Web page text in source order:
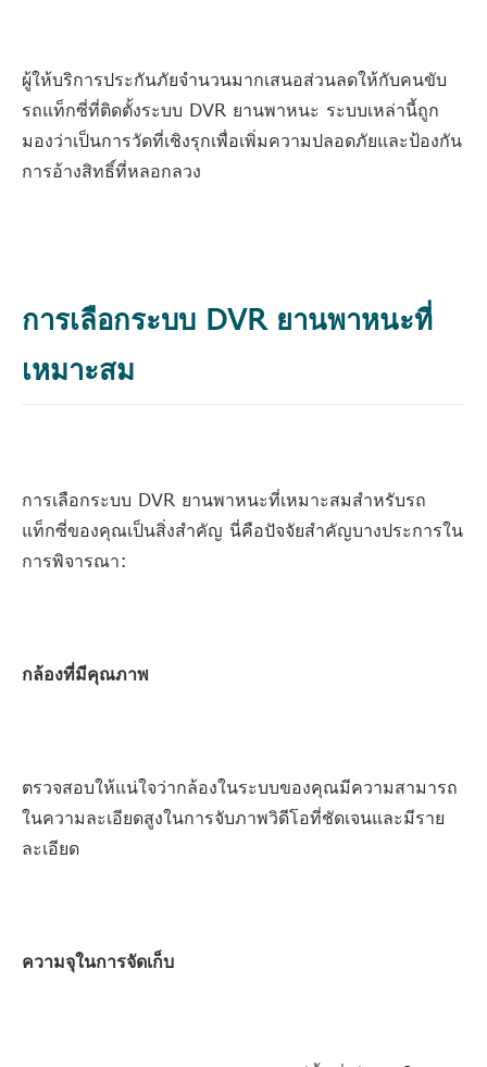
ผู้ให้บริการประกันภัยจำนวนมากเสนอส่วนลดให้กับคนขับ
รถแท็กซี่ที่ติดตั้งระบบ DVR ยานพาหนะ ระบบเหล่านี้ถูก
มองว่าเป็นการวัดที่เชิงรุกเพื่อเพิ่มความปลอดภัยและป้องกัน
การอ้างสิทธิ์ที่หลอกลวง
การเลือกระบบ DVR ยานพาหนะที่
เหมาะสม
การเลือกระบบ DVR ยานพาหนะที่เหมาะสมสำหรับรถ
แท็กซี่ของคุณเป็นสิ่งสำคัญ นี่คือปัจจัยสำคัญบางประการใน
การพิจารณา:
กล้องที่มีคุณภาพ
ตรวจสอบให้แน่ใจว่ากล้องในระบบของคุณมีความสามารถ
ในความละเอียดสูงในการจับภาพวิดีโอที่ชัดเจนและมีราย
ละเอียด
ความจุในการจัดเก็บ